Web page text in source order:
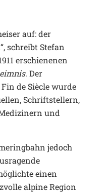
auf: der
schreibt Stefan
erschienenen
. Der
de Siècle wurde
Schriftstellern,
und
jedoch
einen
alpine Region